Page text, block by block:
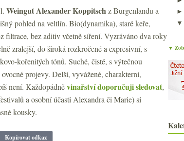
Weingut Alexander Koppitschz Burgenlandu a
pohled na veltlín. Bio(dynamika), staré keře,
filtrace, bez aditiv včetně síření. Vyzráváno dva roky
zralejší, do široká rozkročené a expresivní, s
kořenitých tónů. Suché, čisté, s výtečnou
projevy. Delší, vyvážené, charakterní,
není. Každopádněvinařství doporučuji sledovat,
a osobní účasti Alexandra či Marie) si
kousky.
Kopírovat odkaz
▼